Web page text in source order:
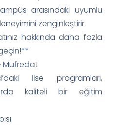
arasındaki uyumlu
zenginleştirir.
hakkında daha fazla
Müfredat
lise programları,
kaliteli bir eğitim